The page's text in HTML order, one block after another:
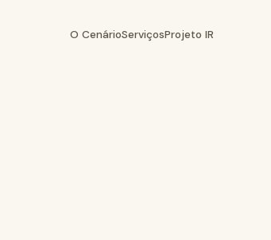
O CenárioServiçosProjeto IR